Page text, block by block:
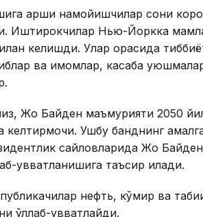
қарши намойишчилар сони
Иштирокчилар Нью-Йоркка
келишди. Улар орасида
ва имомлар, касаба
Жо Байден маъмурияти 2050
келтирмоқчи. Ушбу банднинг
сайловларида Жо
қувватланишига таъсир қилади.
нефть, кўмир ва
қўллаб-қувватлайди.